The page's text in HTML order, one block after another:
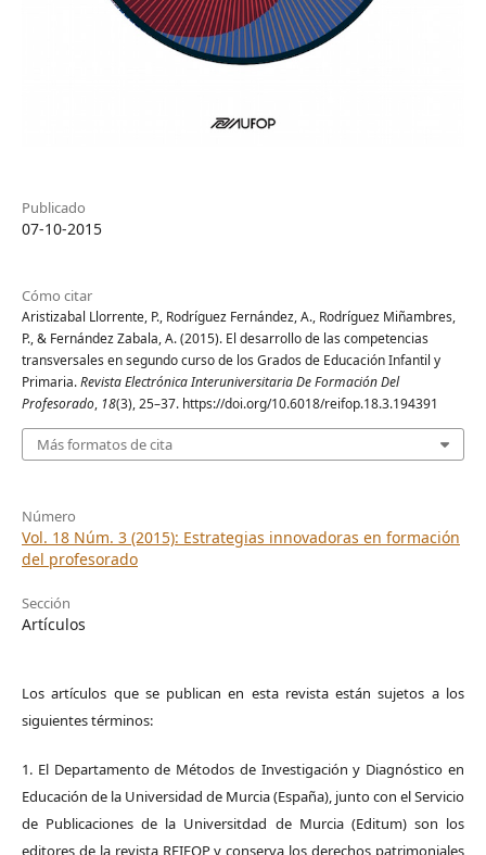
Publicado
07-10-2015
Cómo citar
Aristizabal Llorrente, P., Rodríguez Fernández, A., Rodríguez Miñambres,
P., & Fernández Zabala, A. (2015). El desarrollo de las competencias
transversales en segundo curso de los Grados de Educación Infantil y
Primaria.Revista Electrónica Interuniversitaria De Formación Del
Profesorado, 18(3), 25–37. https://doi.org/10.6018/reifop.18.3.194391
Más formatos de cita
Número
Vol. 18 Núm. 3 (2015): Estrategias innovadoras en formación
del profesorado
Sección
Artículos
Los artículos que se publican en esta revista están sujetos a los
siguientes términos:
1. El Departamento de Métodos de Investigación y Diagnóstico en
Educación de la Universidad de Murcia (España), junto con el Servicio
de Publicaciones de la Universitdad de Murcia (Editum) son los
editores de la revista REIFOP y conserva los derechos patrimoniales